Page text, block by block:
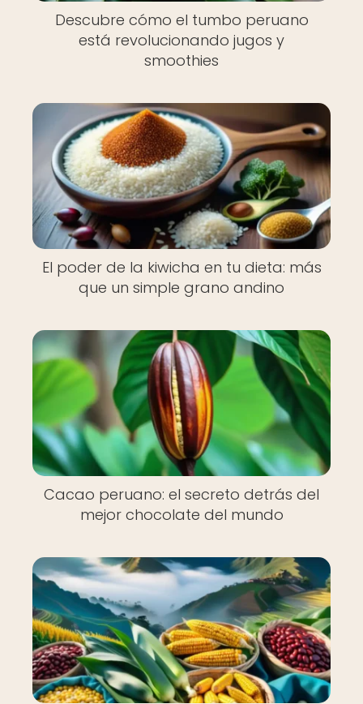
Descubre cómo el tumbo peruano
está revolucionando jugos y
smoothies
El poder de la kiwicha en tu dieta: más
que un simple grano andino
Cacao peruano: el secreto detrás del
mejor chocolate del mundo